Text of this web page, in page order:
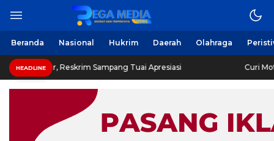
Beranda Nasional Hukrim Daerah Olahraga
HEADLINESampang Tuai Apresiasi Curi Motor! Dua